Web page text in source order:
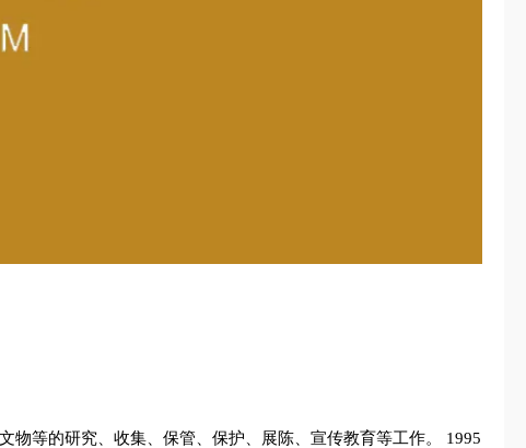
等的研究、收集、保管、保护、展陈、宣传教育等工作。 1995